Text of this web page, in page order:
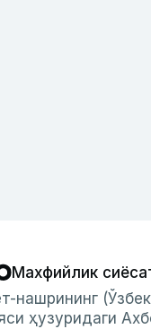
Махфийлик
нашрининг
ҳузуридаги